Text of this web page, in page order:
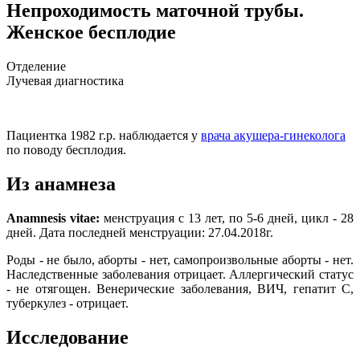
Непроходимость маточной трубы.
Женское бесплодие
Отделение
Лучевая диагностика
Пациентка 1982 г.р. наблюдается у врача акушера-гинеколога
по поводу бесплодия.
Из анамнеза
Anamnesis vitae: менструация с 13 лет, по 5-6 дней, цикл - 28
дней. Дата последней менструации: 27.04.2018г.
Роды - не было, аборты - нет, самопроизвольные аборты - нет.
Наследственные заболевания отрицает. Аллергический статус
- не отягощен. Венерические заболевания, ВИЧ, гепатит С,
туберкулез - отрицает.
Исследование